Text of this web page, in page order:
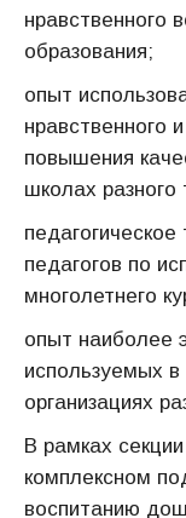
нравственного
образования;
опыт
нравственного
повышения
школах разного
педагогов по
многолетнего
опыт наиболее
используемых
организациях
В рамках
комплексном
воспитанию